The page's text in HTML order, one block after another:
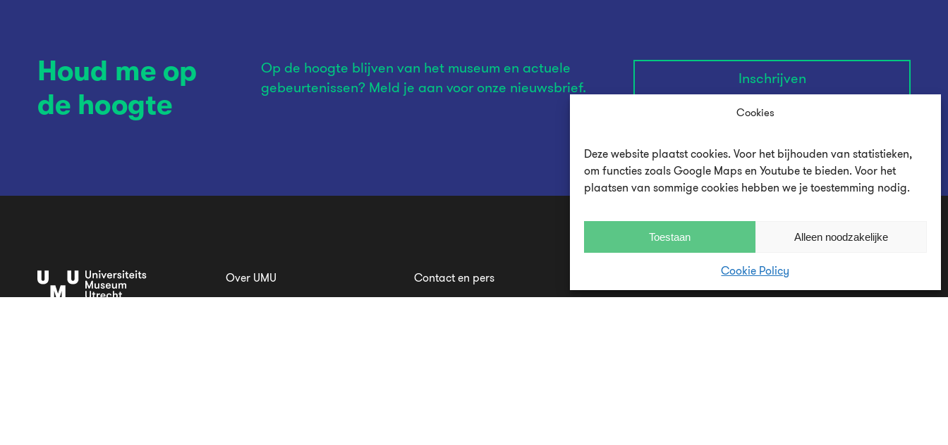
Cookies
Deze website plaatst cookies. Voor het bijhouden van statistieken,
om functies zoals Google Maps en Youtube te bieden. Voor het
plaatsen van sommige cookies hebben we je toestemming nodig.
Toestaan Alleen noodzakelijke
Cookie Policy
Houd me op
de hoogte
Op de hoogte blijven van het museum en actuele
gebeurtenissen? Meld je aan voor onze nieuwsbrief.
Inschrijven
Over UMU
Contact en pers